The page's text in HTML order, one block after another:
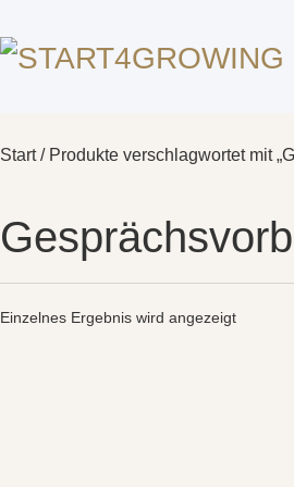
Start/ Produkte verschlagwortet mit
Einzelnes Ergebnis wird angezeigt